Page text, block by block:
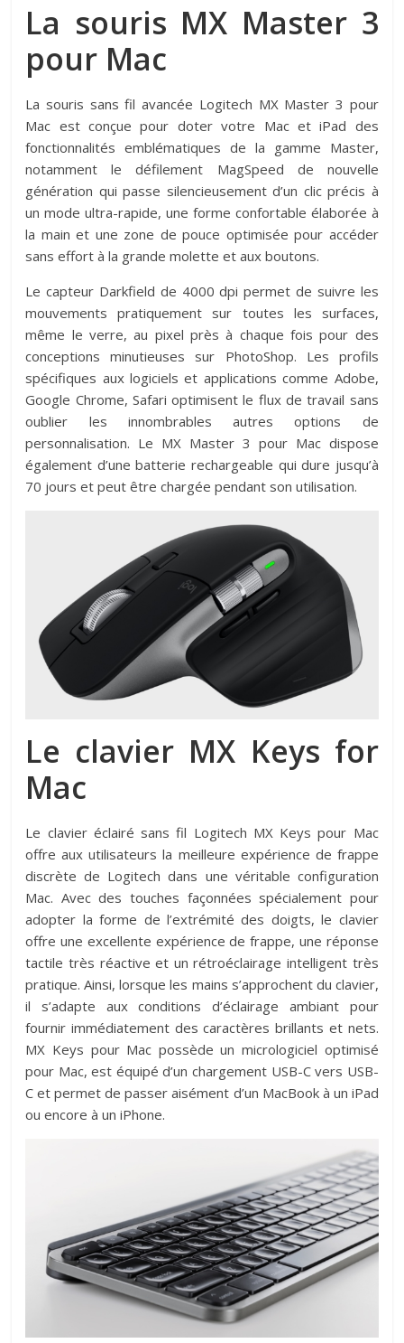
La souris MX Master 3
pour Mac
La souris sans fil avancée Logitech MX Master 3 pour
Mac est conçue pour doter votre Mac et iPad des
fonctionnalités emblématiques de la gamme Master,
notamment le défilement MagSpeed de nouvelle
génération qui passe silencieusement d’un clic précis à
un mode ultra-rapide, une forme confortable élaborée à
la main et une zone de pouce optimisée pour accéder
sans effort à la grande molette et aux boutons.
Le capteur Darkfield de 4000 dpi permet de suivre les
mouvements pratiquement sur toutes les surfaces,
même le verre, au pixel près à chaque fois pour des
conceptions minutieuses sur PhotoShop. Les profils
spécifiques aux logiciels et applications comme Adobe,
Google Chrome, Safari optimisent le flux de travail sans
oublier les innombrables autres options de
personnalisation. Le MX Master 3 pour Mac dispose
également d’une batterie rechargeable qui dure jusqu’à
70 jours et peut être chargée pendant son utilisation.
Le clavier MX Keys for
Mac
Le clavier éclairé sans fil Logitech MX Keys pour Mac
offre aux utilisateurs la meilleure expérience de frappe
discrète de Logitech dans une véritable configuration
Mac. Avec des touches façonnées spécialement pour
adopter la forme de l’extrémité des doigts, le clavier
offre une excellente expérience de frappe, une réponse
tactile très réactive et un rétroéclairage intelligent très
pratique. Ainsi, lorsque les mains s’approchent du clavier,
il s’adapte aux conditions d’éclairage ambiant pour
fournir immédiatement des caractères brillants et nets.
MX Keys pour Mac possède un micrologiciel optimisé
pour Mac, est équipé d’un chargement USB-C vers USB-
C et permet de passer aisément d’un MacBook à un iPad
ou encore à un iPhone.